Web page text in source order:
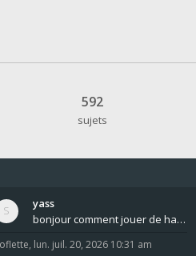
592
sujets
yass
bonjour comment jouer de haut en bas tout atout mi
, lun. juil. 20, 2026 10:31 am